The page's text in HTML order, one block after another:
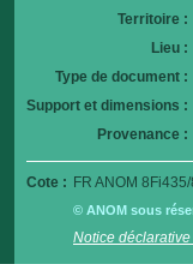
Territoire :
Lieu :
Type de document :
Support et dimensions :
Provenance :
Cote : FR ANOM
© ANOM sous
Notice